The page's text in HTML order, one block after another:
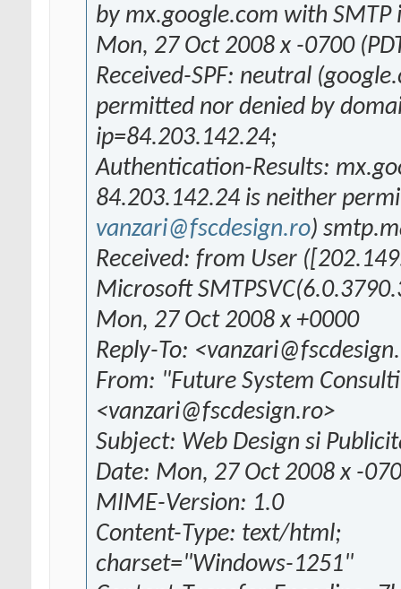
by mx.google.com with SMTP
Mon, 27 Oct 2008 x -0700
Received-SPF: neutral
permitted nor denied by
ip=84.203.142.24;
Authentication-Results:
84.203.142.24 is neither
vanzari@fscdesign.ro)
Received: from User
Microsoft
Mon, 27 Oct 2008 x +0000
Reply-To:
From: "Future System
<vanzari@fscdesign.ro>
Subject: Web Design si
Date: Mon, 27 Oct 2008 x -
MIME-Version: 1.0
Content-Type: text/html;
charset="Windows-1251"